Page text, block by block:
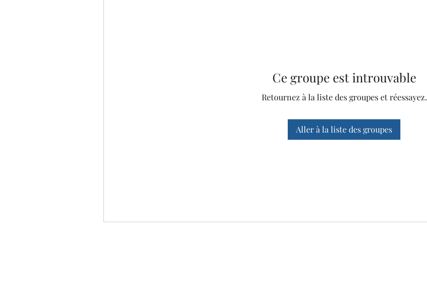
Ce groupe est introuvable
Retournez à la liste des groupes et réessayez.
Aller à la liste des groupes